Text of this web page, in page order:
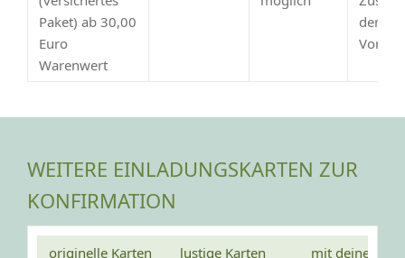
Paket) ab 30,00
Euro
Warenwert
dem
WEITERE EINLADUNGSKARTEN ZUR
KONFIRMATION
originelle Karten lustige Karten
mit deinem